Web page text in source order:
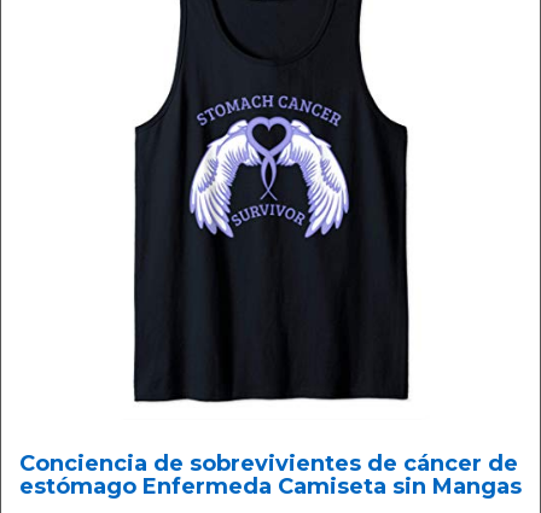
Conciencia de sobrevivientes de cáncer de
estómago Enfermeda Camiseta sin Mangas